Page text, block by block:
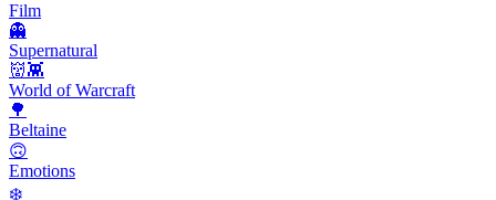
Film
👻
Supernatural
👹👾
World of Warcraft
🌳
Beltaine
🙃
Emotions
❄️